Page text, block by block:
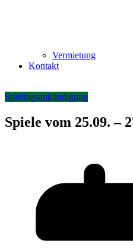
Vermietung
Kontakt
Spieltagsankündigung
Spiele vom 25.09. –